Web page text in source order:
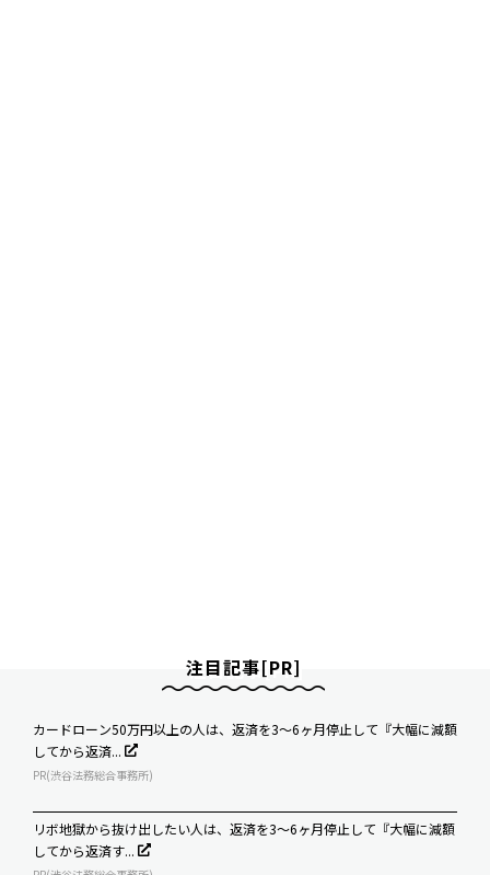
注目記事[PR]
カードローン50万円以上の人は、返済を3～6ヶ月停止して『大幅に減額
してから返済...
PR(渋谷法務総合事務所)
リボ地獄から抜け出したい人は、返済を3～6ヶ月停止して『大幅に減額
してから返済す...